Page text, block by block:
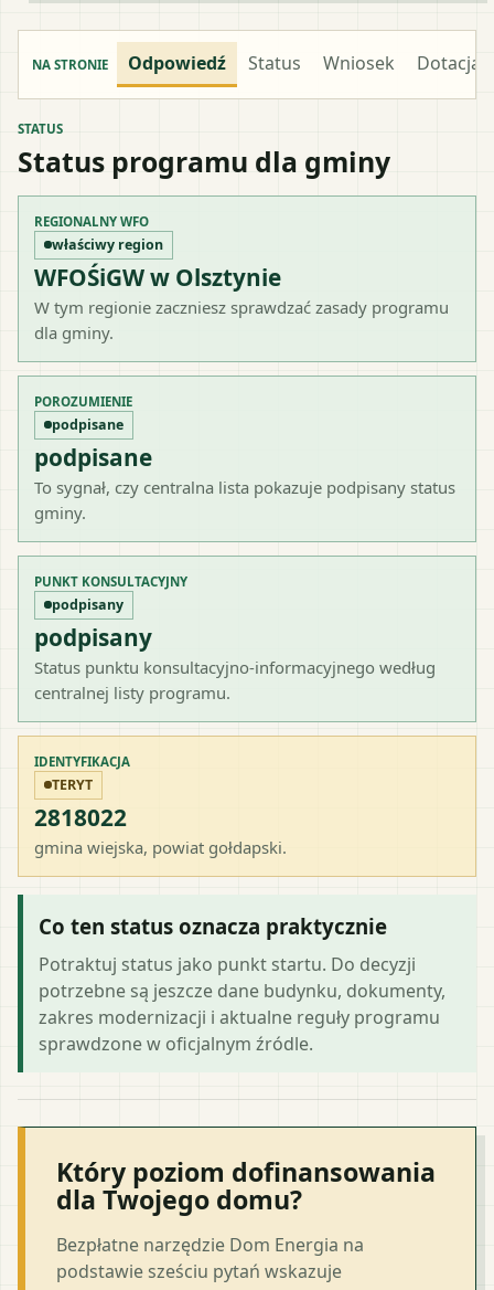
NA STRONIE Odpowiedź Status Wniosek Dotacja
STATUS
Status programu dla gminy
REGIONALNY WFO
właściwy region
WFOŚiGW w Olsztynie
W tym regionie zaczniesz sprawdzać zasady programu
dla gminy.
POROZUMIENIE
podpisane
podpisane
To sygnał, czy centralna lista pokazuje podpisany status
gminy.
PUNKT KONSULTACYJNY
podpisany
podpisany
Status punktu konsultacyjno-informacyjnego według
centralnej listy programu.
IDENTYFIKACJA
TERYT
2818022
gmina wiejska, powiat gołdapski.
Co ten status oznacza praktycznie
Potraktuj status jako punkt startu. Do decyzji
potrzebne są jeszcze dane budynku, dokumenty,
zakres modernizacji i aktualne reguły programu
sprawdzone w oficjalnym źródle.
Który poziom dofinansowania
dla Twojego domu?
Bezpłatne narzędzie Dom Energia na
podstawie sześciu pytań wskazuje